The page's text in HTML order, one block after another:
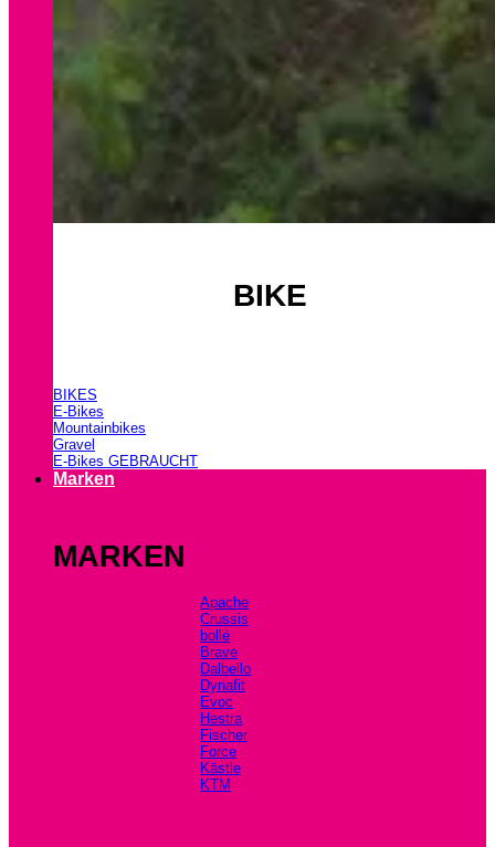
BIKE
BIKES
E-Bikes
Mountainbikes
Gravel
E-Bikes GEBRAUCHT
Marken
MARKEN
Apache
Crussis
bollé
Brave
Dalbello
Dynafit
Evoc
Hestra
Fischer
Force
Kästle
KTM